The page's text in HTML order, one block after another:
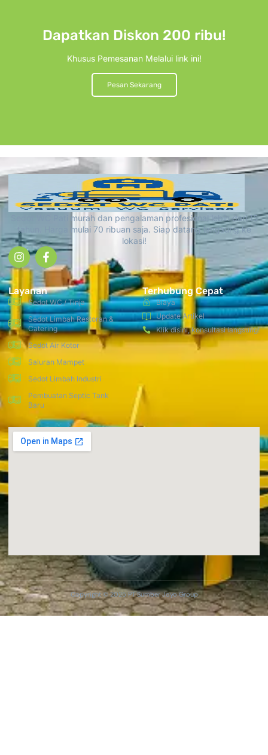
Dapatkan Diskon 200 ribu!
Khusus Pemesanan Melalui link ini!
Pesan Sekarang
Sedot WC Pati murah dan pengalaman profesional lebih dari 15
tahun. Harga mulai 70 ribuan saja. Siap datang langsung ke
lokasi!
Layanan
Sedot WC / Tinja
Sedot Limbah Restoran &
Catering
Sedot Air Kotor
Saluran Mampet
Sedot Limbah Industri
Pembuatan Septic Tank
Baru
Terhubung Cepat
Biaya
Update Artikel
Klik disini, konsultasi langsung!
Copyright © 2025 PT Sumber Joyo Group